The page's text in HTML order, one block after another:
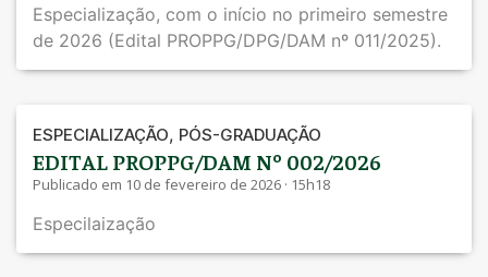
Especialização, com o início no primeiro semestre
de 2026 (Edital PROPPG/DPG/DAM nº 011/2025).
ESPECIALIZAÇÃO, PÓS-GRADUAÇÃO
EDITAL PROPPG/DAM Nº 002/2026
Publicado em 10 de fevereiro de 2026 · 15h18
Especilaização